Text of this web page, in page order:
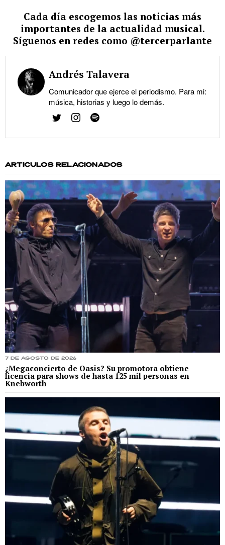
Cada día escogemos las noticias más
importantes de la actualidad musical.
Síguenos en redes como @tercerparlante
Andrés Talavera
Comunicador que ejerce el periodismo. Para mi:
música, historias y luego lo demás.
ARTÍCULOS RELACIONADOS
7 de agosto de 2026
¿Megaconcierto de Oasis? Su promotora obtiene
licencia para shows de hasta 125 mil personas en
Knebworth